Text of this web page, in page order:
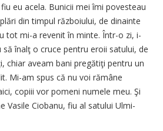
eu acela. Bunicii mei îmi povesteau
din timpul războiului, de dinainte
tot mi-a revenit în minte. Într-o zi, i-
înalţ o cruce pentru eroii satului, de
chiar aveam bani pregătiţi pentru un
Mi-am spus că nu voi rămâne
copiii vor pomeni numele meu. Şi
Vasile Ciobanu, fiu al satului Ulmi-